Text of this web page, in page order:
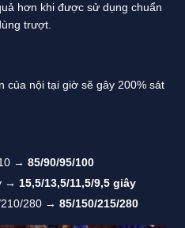
hơn khi được sử dụng chuẩn
trượt.
của nội tại giờ sẽ gây 200% sát
→ 85/90/95/100
→ 15,5/13,5/11,5/9,5 giây
280 → 85/150/215/280